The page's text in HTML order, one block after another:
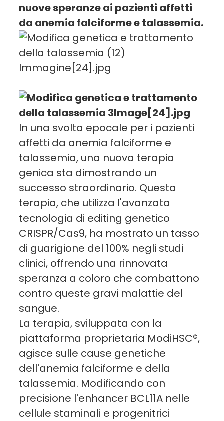
nuove speranze ai pazienti affetti
da anemia falciforme e talassemia.
In una svolta epocale per i pazienti
affetti da anemia falciforme e
talassemia, una nuova terapia
genica sta dimostrando un
successo straordinario. Questa
terapia, che utilizza l'avanzata
tecnologia di editing genetico
CRISPR/Cas9, ha mostrato un tasso
di guarigione del 100% negli studi
clinici, offrendo una rinnovata
speranza a coloro che combattono
contro queste gravi malattie del
sangue.
La terapia, sviluppata con la
piattaforma proprietaria ModiHSC®,
agisce sulle cause genetiche
dell'anemia falciforme e della
talassemia. Modificando con
precisione l'enhancer BCL11A nelle
cellule staminali e progenitrici